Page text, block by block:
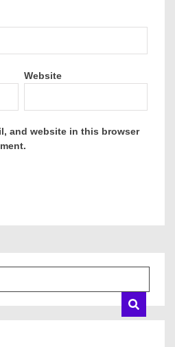
Website
and website in this browser